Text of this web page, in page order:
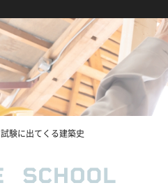
試験に出てくる建築史